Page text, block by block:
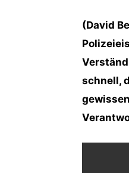
(David
schnell,